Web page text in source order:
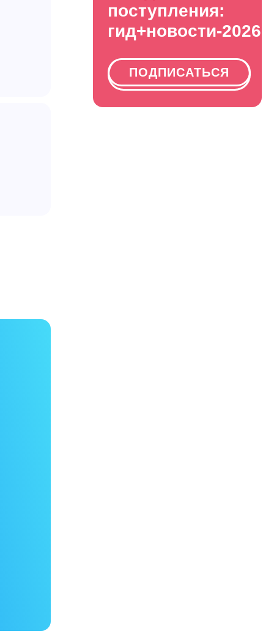
поступления:
гид+новости-2026
ПОДПИСАТЬСЯ